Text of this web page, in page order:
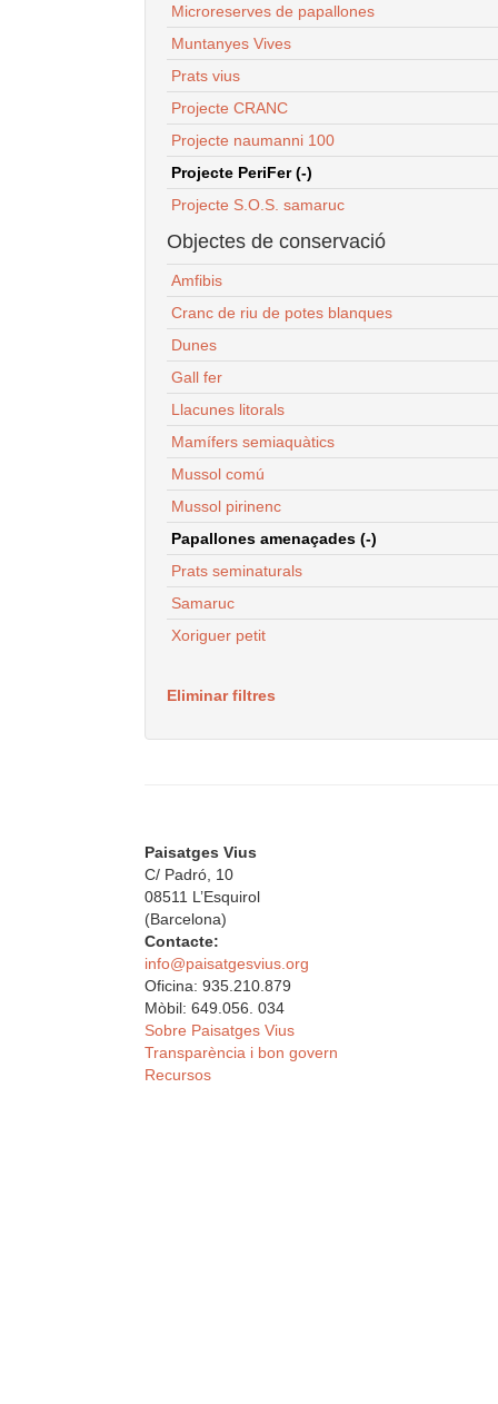
Microreserves de papallones
Muntanyes Vives
Prats vius
Projecte CRANC
Projecte naumanni 100
Projecte PeriFer (-)
Projecte S.O.S. samaruc
Objectes de conservació
Amfibis
Cranc de riu de potes blanques
Dunes
Gall fer
Llacunes litorals
Mamífers semiaquàtics
Mussol comú
Mussol pirinenc
Papallones amenaçades (-)
Prats seminaturals
Samaruc
Xoriguer petit
Eliminar filtres
Paisatges Vius
C/ Padró, 10
08511 L’Esquirol
(Barcelona)
Contacte:
info@paisatgesvius.org
Oficina: 935.210.879
Mòbil: 649.056. 034
Sobre Paisatges Vius
Transparència i bon govern
Recursos